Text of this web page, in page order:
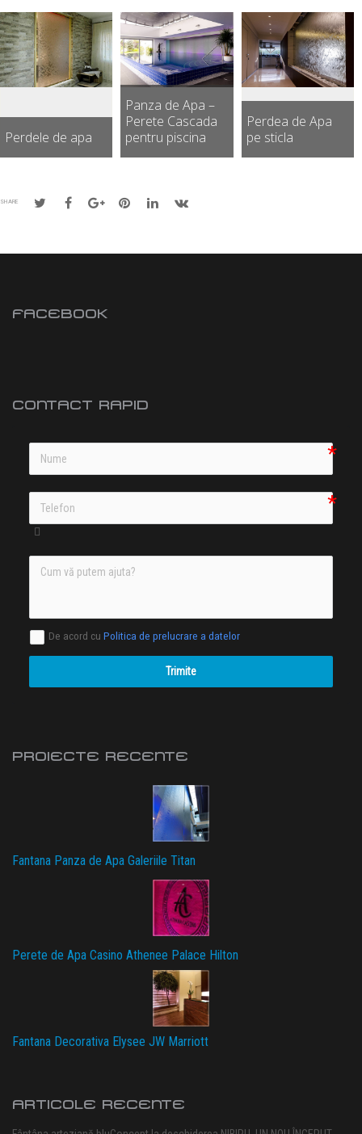
Perdele de apa
Panza de Apa –
Perete Cascada
pentru piscina
Perdea de Apa
pe sticla
SHARE
FACEBOOK
CONTACT RAPID
De acord cu Politica de prelucrare a datelor
Trimite
PROIECTE RECENTE
Fantana Panza de Apa Galeriile Titan
Perete de Apa Casino Athenee Palace Hilton
Fantana Decorativa Elysee JW Marriott
ARTICOLE RECENTE